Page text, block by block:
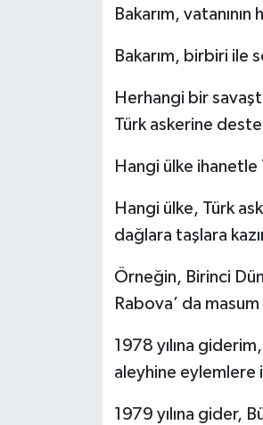
Bakarım,
Bakarım, birbiri ile
Herhangi bir
Türk askerine
Hangi ülke
Hangi ülke, Türk
dağlara taşlara
Örneğin, Birinci
Rabova’ da
1978 yılına
aleyhine eylemlere
1979 yılına gider,